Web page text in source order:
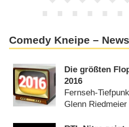
Comedy Kneipe – News
Die größten
2016
Fernseh-
Glenn